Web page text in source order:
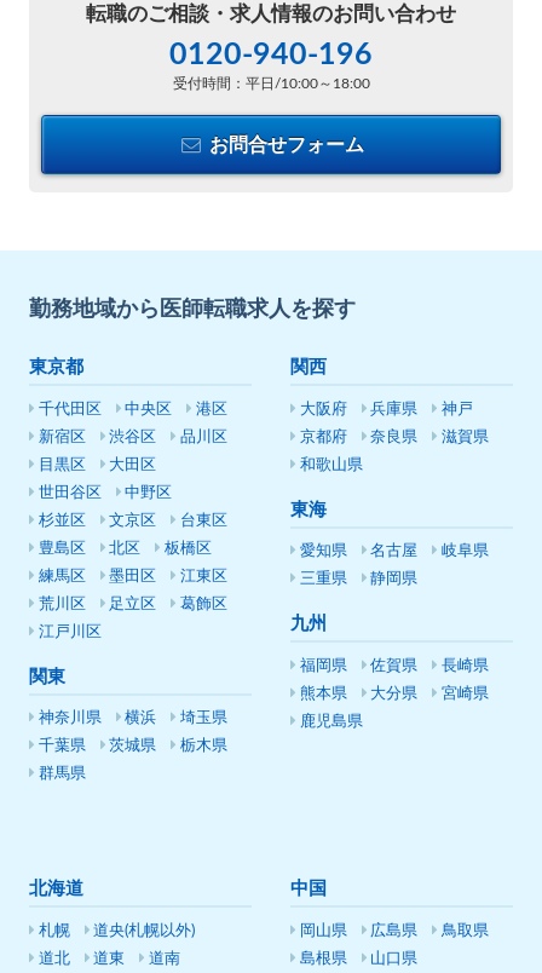
転職のご相談・ 求人情報のお問い合わせ
0120-940-196
受付時間：平日/10:00～18:00
お問合せフォーム
勤務地域から医師転職求人を探す
東京都
千代田区 中央区
港区
新宿区
渋谷区
品川区
目黒区
大田区
世田谷区
中野区
杉並区
文京区
台東区
豊島区
北区
板橋区
練馬区
墨田区
江東区
荒川区
足立区
葛飾区
江戸川区
関東
神奈川県 横浜
埼玉県
千葉県
茨城県
栃木県
群馬県
関西
大阪府 兵庫県
神戸
京都府
奈良県
滋賀県
和歌山県
東海
愛知県 名古屋
岐阜県
三重県
静岡県
九州
福岡県 佐賀県
長崎県
熊本県
大分県
宮崎県
鹿児島県
北海道
札幌
道央(札幌以外)
道北
道東 道南
中国
岡山県 広島県
鳥取県
島根県
山口県